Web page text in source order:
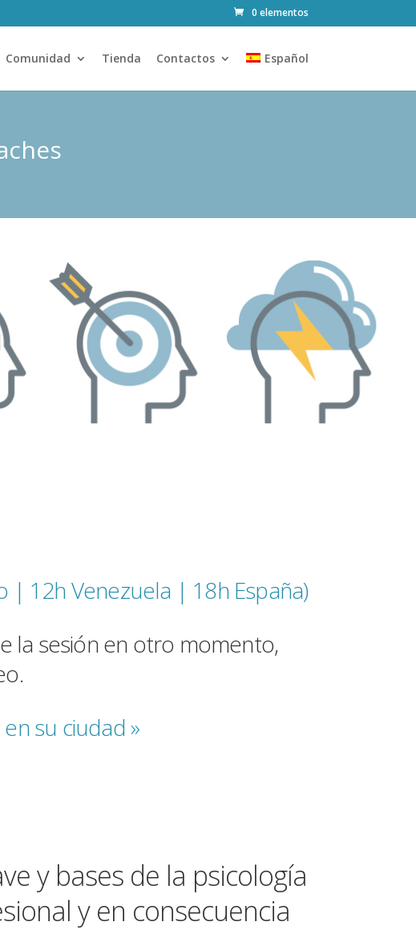
0 elementos
Comunidad Tienda Contactos Español
| 12h Venezuela | 18h España)
la sesión en otro momento,
su ciudad »
y bases de la psicología
y en consecuencia